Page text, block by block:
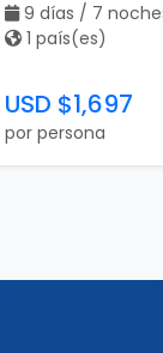
9 días / 7
1 país(es)
USD $1,697
por persona